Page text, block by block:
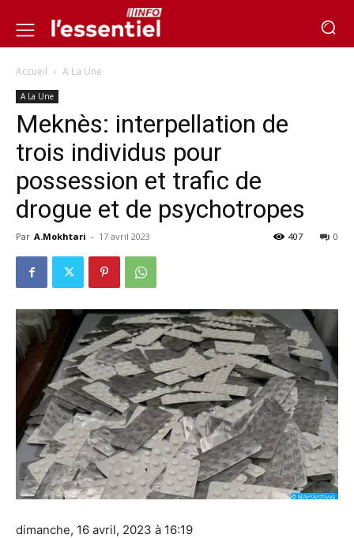
Accueil A La Une
A La Une
Meknès: interpellation de
trois individus pour
possession et trafic de
drogue et de psychotropes
Par A.Mokhtari - 17 avril 2023 0
407
dimanche, 16 avril, 2023 à 16:19